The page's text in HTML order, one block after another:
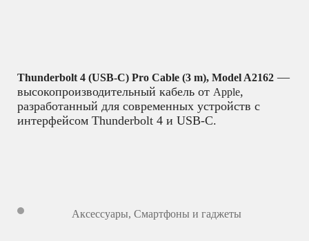
Thunderbolt 4 (USB-C) Pro Cable (3 m), Model A2162 —
высокопроизводительный кабель от Apple,
разработанный для современных устройств с
интерфейсом Thunderbolt 4 и USB-C.
Аксессуары, Смартфоны и гаджеты